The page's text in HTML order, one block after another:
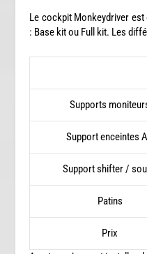
Le cockpit Monkeydriver
: Base kit ou Full kit. Les
Supports
Support enceintes
Support shifter /
Patins
Prix